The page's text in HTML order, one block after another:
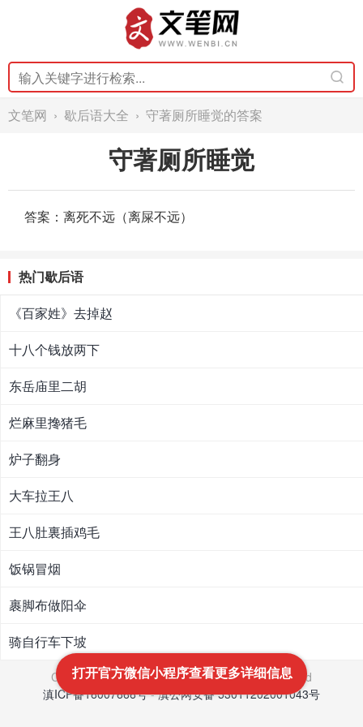
文笔网 › 歇后语大全 › 守著厕所睡觉的答案
守著厕所睡觉
答案：离死不远（离屎不远）
热门歇后语
《百家姓》去掉赵
十八个钱放两下
东岳庙里二胡
烂麻里搀猪毛
炉子翻身
大车拉王八
王八肚裏插鸡毛
饭锅冒烟
裹脚布做阳伞
骑自行车下坡
Copyright © 2021-2022文笔网All Rights Reserved
滇ICP备16007666号-滇公网安备 53011202001043号
打开官方微信小程序查看更多详细信息